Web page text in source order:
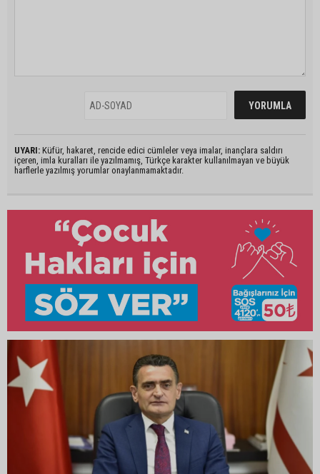
UYARI: Küfür, hakaret, rencide edici cümleler veya imalar, inançlara saldırı
içeren, imla kuralları ile yazılmamış, Türkçe karakter kullanılmayan ve büyük
harflerle yazılmış yorumlar onaylanmamaktadır.